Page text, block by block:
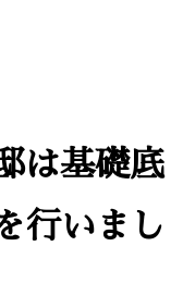
は基礎底
行いまし